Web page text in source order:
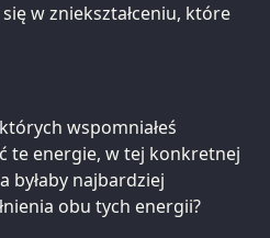
w zniekształceniu, które
wspomniałeś
te energie, w tej konkretnej
byłaby najbardziej
obu tych energii?